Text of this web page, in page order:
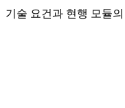
기술 요건과 현행 모듈